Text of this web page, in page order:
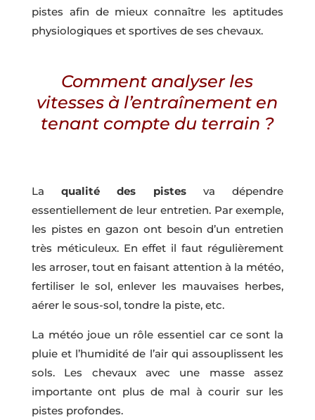
pistes afin de mieux connaître les aptitudes
physiologiques et sportives de ses chevaux.
Comment analyser les
vitesses à l’entraînement en
tenant compte du terrain ?
La qualité des pistes
va dépendre
essentiellement de leur entretien. Par exemple,
les pistes en gazon ont besoin d’un entretien
très méticuleux. En effet il faut régulièrement
les arroser, tout en faisant attention à la météo,
fertiliser le sol, enlever les mauvaises herbes,
aérer le sous-sol, tondre la piste, etc.
La météo joue un rôle essentiel car ce sont la
pluie et l’humidité de l’air qui assouplissent les
sols. Les chevaux avec une masse assez
importante ont plus de mal à courir sur les
pistes profondes.